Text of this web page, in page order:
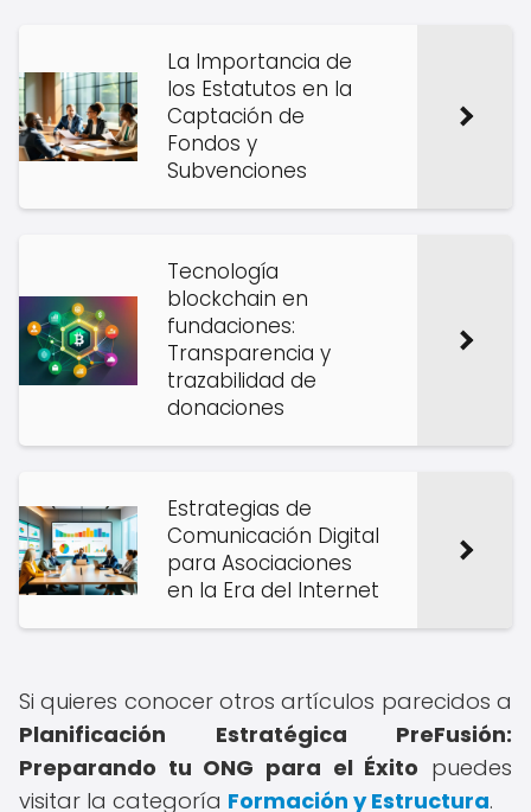
La Importancia de
los Estatutos en la
Captación de
Fondos y
Subvenciones
Tecnología
blockchain en
fundaciones:
Transparencia y
trazabilidad de
donaciones
Estrategias de
Comunicación Digital
para Asociaciones
en la Era del Internet
Si quieres conocer otros artículos parecidos a
Planificación Estratégica PreFusión:
Preparando tu ONG para el Éxito puedes
visitar la categoría Formación y Estructura.